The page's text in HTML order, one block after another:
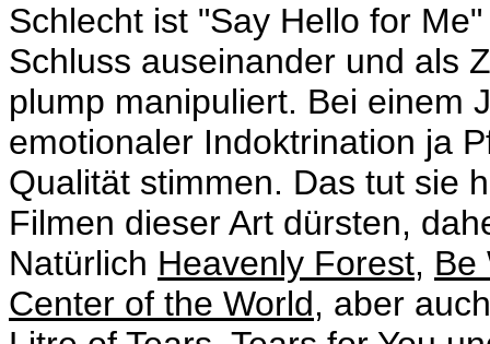
Schlecht ist "Say Hello for
Schluss auseinander und als
plump manipuliert. Bei einem
emotionaler Indoktrination ja
Qualität stimmen. Das tut sie
Filmen dieser Art dürsten,
Natürlich Heavenly Forest, Be
Center of the World, aber